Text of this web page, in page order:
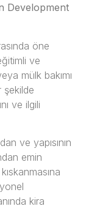
Development
öne
ve
mülk bakımı
şekilde
ve ilgili
ve yapısının
emin
kira